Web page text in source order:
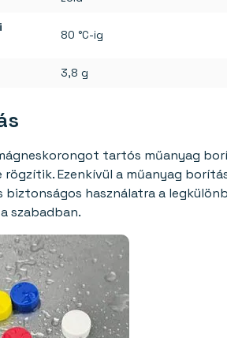
80 °C-ig
3,8 g
tartós műanyag
rögzítik. Ezenkívül a műanyag
biztonságos használatra a
szabadban.